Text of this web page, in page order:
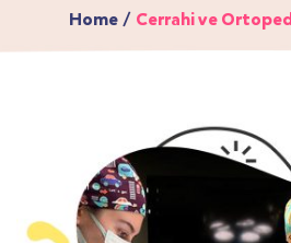
Home / Cerrahi ve